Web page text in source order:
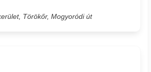
Törökőr, Mogyoródi út